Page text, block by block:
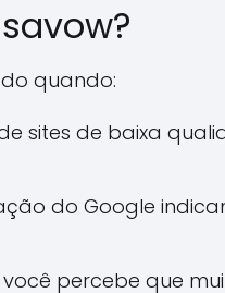
quando:
sites de baixa
do Google
percebe que